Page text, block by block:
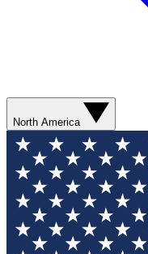
North America